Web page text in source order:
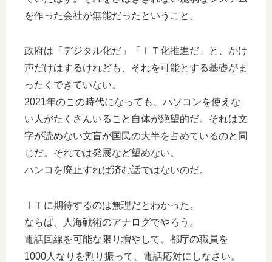
を作った会社が無能だったということ。
政府は「デジタル化だ」「ＩＴ化推進だ」と、かけ
声だけはするけれども、それを可能とする基礎がま
ったくできていない。
2021年のこの時代になっても、パソコンを使えな
い人がたくさんいること自体が絶望的だ。それは文
字が読めない文盲が国民の大半を占めているのと同
じだ。それでは発展など望めない。
ハンコを廃止すれば済む話ではないのだ。
ＩＴに期待するのは無理だとわかった。
ならば、人海戦術のアナログでやろう。
電話回線を可能な限り増やして、都庁の職員を
1000人なりを割り振って、電話応対にしなさい。